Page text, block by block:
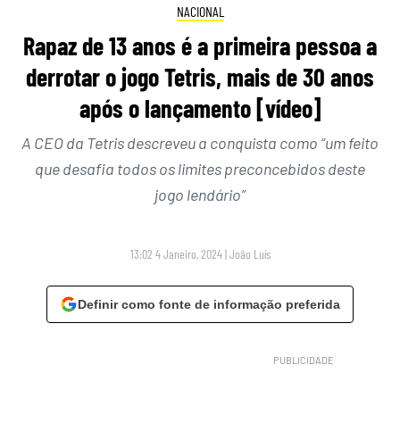
NACIONAL
Rapaz de 13 anos é a primeira pessoa a
derrotar o jogo Tetris, mais de 30 anos
após o lançamento [vídeo]
A CEO da Tetris descreveu a conquista como “um feito
que desafia todos os limites preconcebidos deste
jogo lendário”
13:02 4 Janeiro, 2024 |João Luís
Definir como fonte de informação preferida